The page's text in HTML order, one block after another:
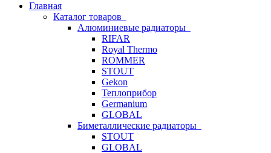
Главная
Каталог товаров
Алюминиевые радиаторы
RIFAR
Royal Thermo
ROMMER
STOUT
Gekon
Теплоприбор
Germanium
GLOBAL
Биметаллические радиаторы
STOUT
GLOBAL